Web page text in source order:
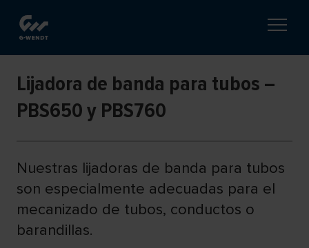
Lijadora de banda para tubos –
PBS650 y PBS760
Nuestras lijadoras de banda para tubos
son especialmente adecuadas para el
mecanizado de tubos, conductos o
barandillas.